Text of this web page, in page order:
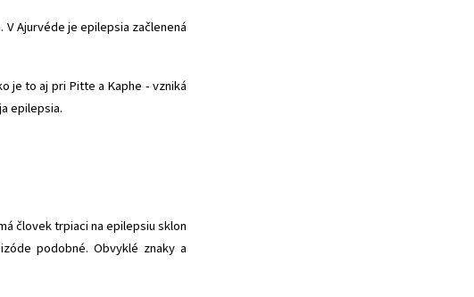
Ajurvéde je epilepsia začlenená
je to aj pri Pitte a Kaphe - vzniká
epilepsia.
človek trpiaci na epilepsiu sklon
podobné. Obvyklé znaky a